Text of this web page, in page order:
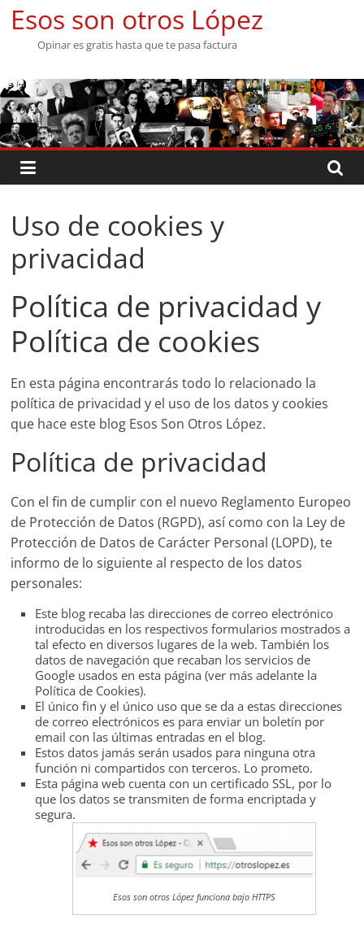
Saltar
contenido
Esos son otros López
Opinar es gratis hasta que te pasa factura
Uso de cookies y
privacidad
Política de privacidad y
Política de cookies
En esta página encontrarás todo lo relacionado la
política de privacidad y el uso de los datos y cookies
que hace este blog Esos Son Otros López.
Política de privacidad
Con el fin de cumplir con el nuevo Reglamento Europeo
de Protección de Datos (RGPD), así como con la Ley de
Protección de Datos de Carácter Personal (LOPD), te
informo de lo siguiente al respecto de los datos
personales:
Este blog recaba las direcciones de correo electrónico
introducidas en los respectivos formularios mostrados a
tal efecto en diversos lugares de la web. También los
datos de navegación que recaban los servicios de
Google usados en esta página (ver más adelante la
Política de Cookies).
El único fin y el único uso que se da a estas direcciones
de correo electrónicos es para enviar un boletín por
email con las últimas entradas en el blog.
Estos datos jamás serán usados para ninguna otra
función ni compartidos con terceros. Lo prometo.
Esta página web cuenta con un certificado SSL, por lo
que los datos se transmiten de forma encriptada y
segura.
Esos son otros López funciona bajo HTTPS